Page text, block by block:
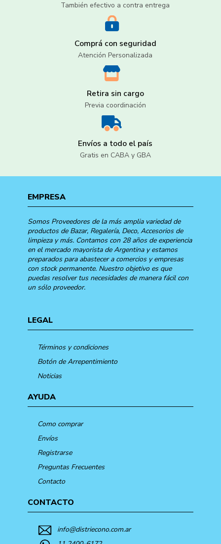
También efectivo a contra entrega
Comprá con seguridad
Atención Personalizada
Retira sin cargo
Previa coordinación
Envíos a todo el país
Gratis en CABA y GBA
EMPRESA
Somos Proveedores de la más amplia variedad de
productos de Bazar, Regalería, Deco, Accesorios de
limpieza y más. Contamos con 28 años de experiencia
en el mercado mayorista de Argentina y estamos
preparados para abastecer a comercios y empresas
con stock permanente. Nuestro objetivo es que
puedas resolver tus necesidades de manera fácil con
un sólo proveedor.
LEGAL
Términos y condiciones
Botón de Arrepentimiento
Noticias
AYUDA
Como comprar
Envíos
Registrarse
Preguntas Frecuentes
Contacto
CONTACTO
info@distriecono.com.ar